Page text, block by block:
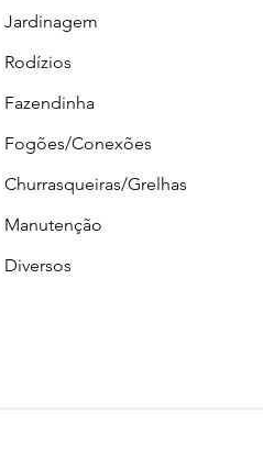
Jardinagem
Rodízios
Fazendinha
Fogões/Conexões
Churrasqueiras/Grelhas
Manutenção
Diversos